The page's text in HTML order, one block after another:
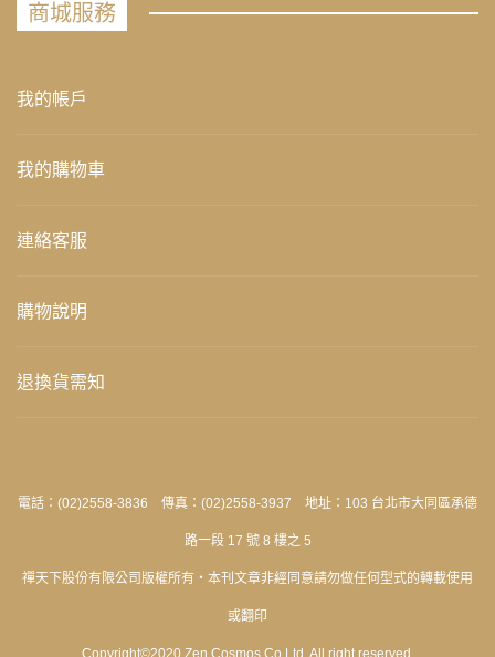
商城服務
我的帳戶
我的購物車
連絡客服
購物說明
退換貨需知
電話：(02)2558-3836 傳真：(02)2558-3937 地址：103 台北市大同區承德
路一段 17 號 8 樓之 5
禪天下股份有限公司版權所有‧本刊文章非經同意請勿做任何型式的轉載使用
或翻印
Copyright©2020 Zen Cosmos Co Ltd. All right reserved.